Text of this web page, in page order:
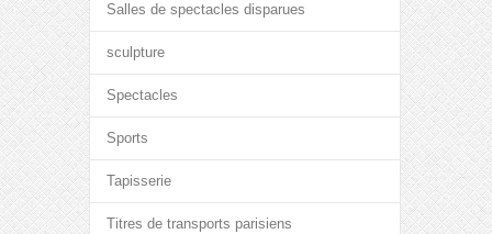
Salles de spectacles disparues
sculpture
Spectacles
Sports
Tapisserie
Titres de transports parisiens